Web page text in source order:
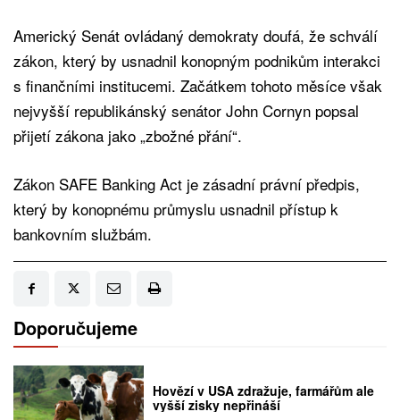
Americký Senát ovládaný demokraty doufá, že schválí
zákon, který by usnadnil konopným podnikům interakci
s finančními institucemi. Začátkem tohoto měsíce však
nejvyšší republikánský senátor John Cornyn popsal
přijetí zákona jako „zbožné přání“.
Zákon SAFE Banking Act je zásadní právní předpis,
který by konopnému průmyslu usnadnil přístup k
bankovním službám.
Doporučujeme
Hovězí v USA zdražuje, farmářům ale
vyšší zisky nepřináší